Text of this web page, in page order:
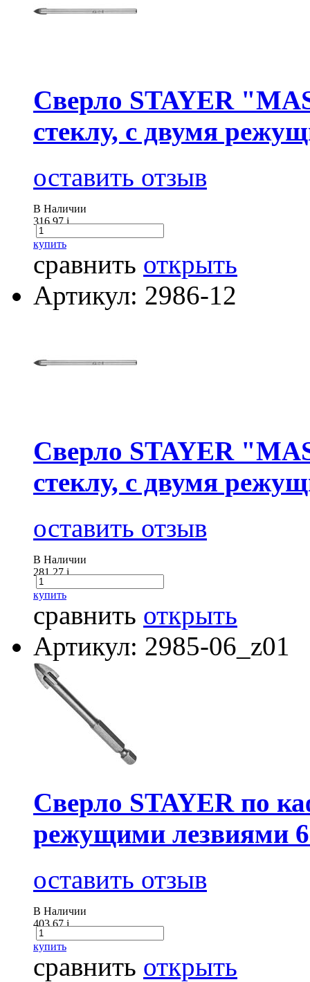
Сверло STAYER
стеклу, с двумя
оставить отзыв
В Наличии
316.97i
купить
сравнить открыть
Артикул: 2986-12
Сверло STAYER
стеклу, с двумя
оставить отзыв
В Наличии
281.27i
купить
сравнить открыть
Артикул: 2985-06_z01
Сверло STAYER по
режущими лезвиями
оставить отзыв
В Наличии
403.67i
купить
сравнить открыть